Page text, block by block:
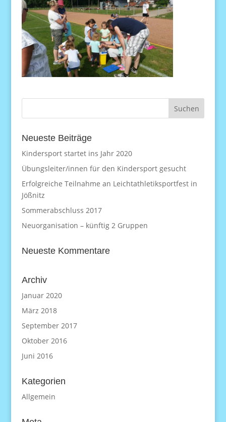
Neueste Beiträge
Kindersport startet ins Jahr 2020
Übungsleiter/innen für den Kindersport gesucht
Erfolgreiche Teilnahme an Leichtathletiksportfest in
Jößnitz
Sommerabschluss 2017
Neuorganisation – künftig 2 Gruppen
Neueste Kommentare
Archiv
Januar 2020
März 2018
September 2017
Oktober 2016
Juni 2016
Kategorien
Allgemein